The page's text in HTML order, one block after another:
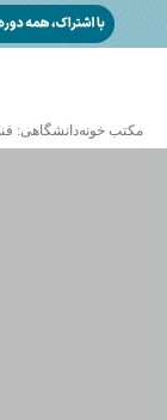
مکتب خونهدانشگاهی: